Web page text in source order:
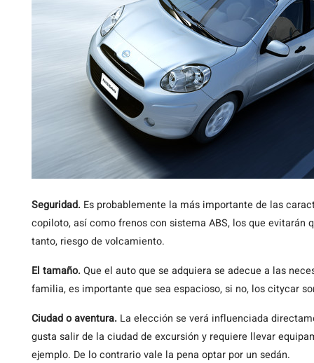
Seguridad. Es probablemente la más importante de las
copiloto, así como frenos con sistema ABS, los que evitarán
tanto, riesgo de volcamiento.
El tamaño. Que el auto que se adquiera se adecue a las
familia, es importante que sea espacioso, si no, los citycar
Ciudad o aventura. La elección se verá influenciada
gusta salir de la ciudad de excursión y requiere llevar
ejemplo. De lo contrario vale la pena optar por un sedán.